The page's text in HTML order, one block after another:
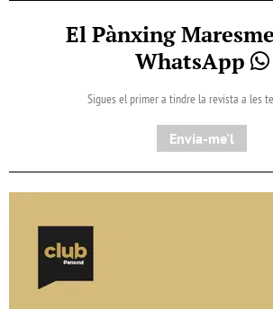
El Pànxing
WhatsApp
Sigues el primer a tindre la revista a les
Envia-me'l